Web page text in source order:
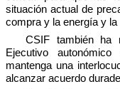
situación actual de
compra y la energía y
CSIF también ha
Ejecutivo
mantenga una
alcanzar acuerdo